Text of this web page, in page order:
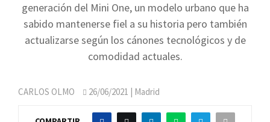
generación del Mini One, un modelo urbano que ha
sabido mantenerse fiel a su historia pero también
actualizarse según los cánones tecnológicos y de
comodidad actuales.
CARLOS OLMO 26/06/2021 | Madrid